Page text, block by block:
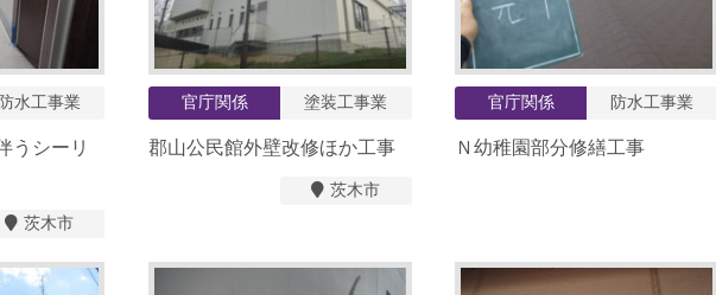
防水工事業
うシーリ
茨木市
官庁関係 塗装工事業
郡山公民館外壁改修ほか工事
茨木市
官庁関係 防水工事業
Ｎ幼稚園部分修繕工事